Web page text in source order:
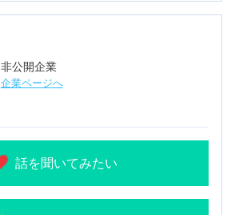
非公開企業
企業ページへ
話を聞いてみたい